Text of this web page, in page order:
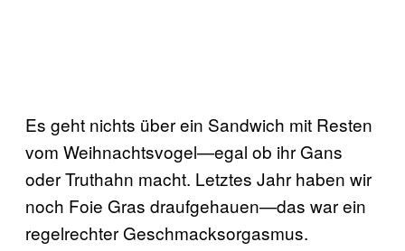
Es geht nichts über ein Sandwich mit Resten
vom Weihnachtsvogel—egal ob ihr Gans
oder Truthahn macht. Letztes Jahr haben wir
noch Foie Gras draufgehauen—das war ein
regelrechter Geschmacksorgasmus.